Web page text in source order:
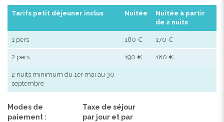
Tarifs petit déjeuner inclus Nuitée
Nuitée à partir
de 2 nuits
1 pers 180 € 170 €
2 pers 190 € 180 €
2 nuits minimum du 1er mai au 30
septembre
Modes de
paiement :
Taxe de séjour
par jour et par